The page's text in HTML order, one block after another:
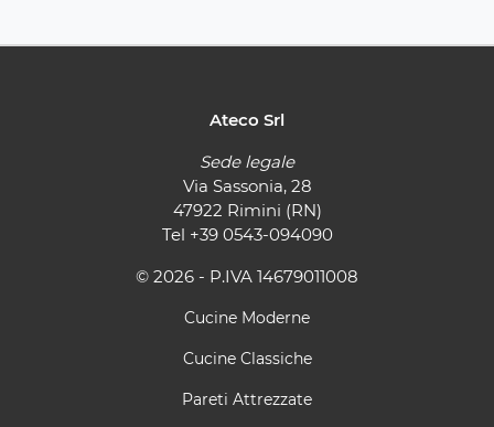
Ateco Srl
Sede legale
Via Sassonia, 28
47922 Rimini (RN)
Tel +39 0543-094090
© 2026 - P.IVA 14679011008
Cucine Moderne
Cucine Classiche
Pareti Attrezzate